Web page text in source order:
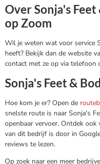
Over Sonja's
op Zoom
Wil je weten wat voor service
heeft? Bekijk dan de website
contact met ze op via telefoon
Sonja's Feet &
Hoe kom je er? Open de
snelste route is naar Sonja's
openbaar vervoer. Ontdek
van dit bedrijf is door in
reviews te lezen.
Op zoek naar een meer